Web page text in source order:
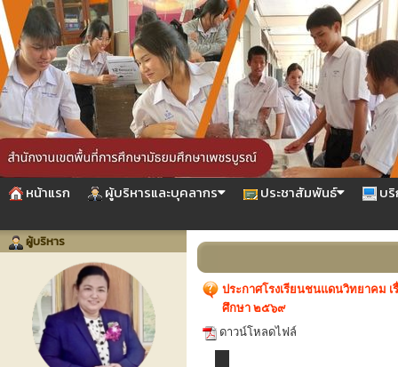
หน้าแรก ผู้บริหารและบุคลากร ประชาสัมพันธ์ บ
ผู้บริหาร
ประกาศโรงเรียนชนแดนวิทยาคม
ศึกษา ๒๕๖๙
ดาวน์โหลดไฟล์